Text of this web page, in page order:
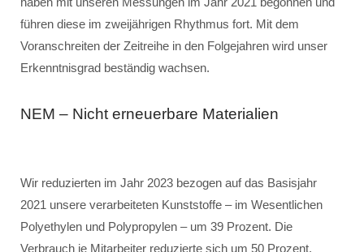
führen diese im zweijährigen Rhythmus fort. Mit dem
Voranschreiten der Zeitreihe in den Folgejahren wird unser
Erkenntnisgrad beständig wachsen.
NEM – Nicht erneuerbare Materialien
Wir reduzierten im Jahr 2023 bezogen auf das Basisjahr
2021 unsere verarbeiteten Kunststoffe – im Wesentlichen
Polyethylen und Polypropylen – um 39 Prozent. Die
Verbrauch je Mitarbeiter reduzierte sich um 50 Prozent.